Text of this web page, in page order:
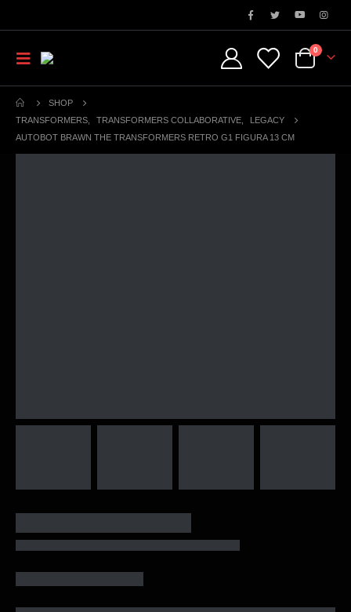
0
SHOP
TRANSFORMERS
TRANSFORMERS COLLABORATIVE
LEGACY
AUTOBOT BRAWN THE TRANSFORMERS RETRO G1 FIGURA 13 CM